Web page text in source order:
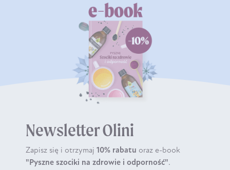
Newsletter Olini
Zapisz się i otrzymaj 10% rabatu oraz e-book
"Pyszne szociki na zdrowie i odporność".